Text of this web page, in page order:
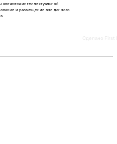
интеллектуальной
и размещение вне данного